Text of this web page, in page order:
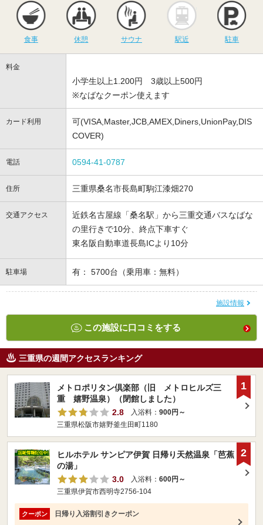
食事 休憩
サウナ
サウナ 駅近 駐車
料金
小学生以上1.200円 3歳以上500円
※なばなクーポン使えます
カード利用
可(VISA,Master,JCB,AMEX,Diners,UnionPay,DIS
COVER)
電話 0594-41-0787
住所 三重県桑名市長島町駒江漆畑270
交通アクセス
近鉄名古屋線「桑名駅」から三重交通バスなばな
の里行きで10分、終点下車すぐ
東名阪自動車道長島ICより10分
駐車場 有： 5700台（乗用車：無料）
施設情報
この施設に口コミをする
三重県の週間アクセスランキング
メトロポリタン倶楽部（旧 メトロヒルズ三
重 嬉野温泉）（閉館しました）
2.8
入浴料： 900円～
三重県松阪市嬉野釜生田町1180
1
ヒルホテル サンピア伊賀 日帰り天然温泉「芭蕉
の湯」
3.0
入浴料： 600円～
三重県伊賀市西明寺2756-104
クーポン 日帰り入浴割引きクーポン
2